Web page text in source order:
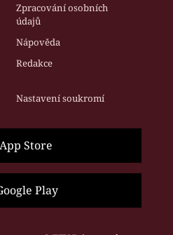
Zpracování osobních
údajů
Nápověda
Redakce
Nastavení soukromí
App Store
Play